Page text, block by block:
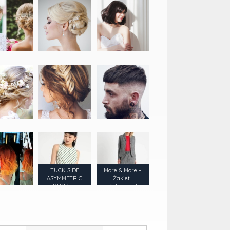
TUCK SIDE
ASYMMETRIC
STRIPE –
More & More –
Żakiet |
Zalando.pl